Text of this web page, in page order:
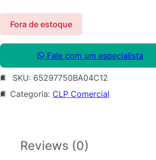
Fora de estoque
Fale com um especialista
SKU: 65297750BA04C12
Categoria: CLP Comercial
Reviews (0)